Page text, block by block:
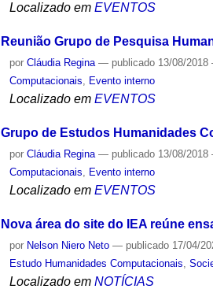
Localizado em EVENTOS
Reunião Grupo de Pesquisa
porCláudia Regina — publicado 13/08/2018
Computacionais, Evento interno
Localizado em EVENTOS
Grupo de Estudos Humanidades
porCláudia Regina — publicado 13/08/2018
Computacionais
Evento interno
Localizado em EVENTOS
Nova área do site do IEA reúne
por Nelson Niero Neto — publicado 17/04/
Estudo Humanidades Computacionais ,
Localizado em NOTÍCIAS